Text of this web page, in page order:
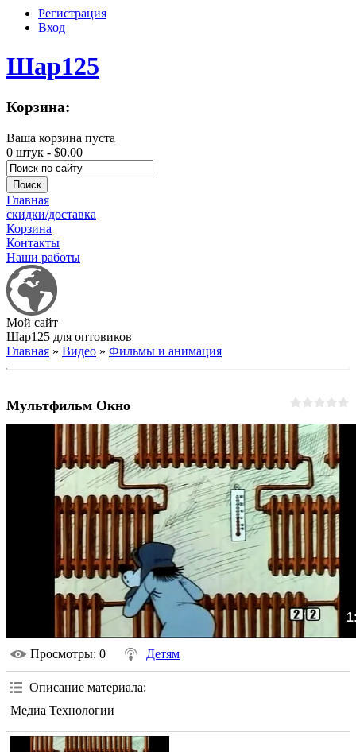
Регистрация
Вход
Шар125
Корзина:
Ваша корзина пуста
0 штук - $0.00
Главная
скидки/доставка
Корзина
Контакты
Наши работы
Мой сайт
Шар125 для оптовиков
Главная » Видео » Фильмы и анимация
Мультфильм Окно
Просмотры: 0 Детям
Описание материала:
Медиа Технологии